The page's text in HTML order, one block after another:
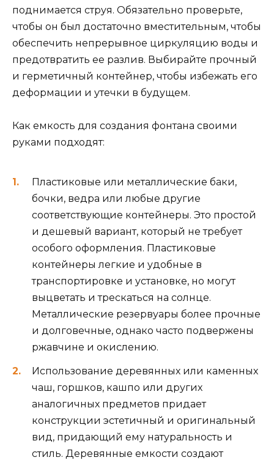
поднимается струя. Обязательно проверьте,
чтобы он был достаточно вместительным, чтобы
обеспечить непрерывное циркуляцию воды и
предотвратить ее разлив. Выбирайте прочный
и герметичный контейнер, чтобы избежать его
деформации и утечки в будущем.
Как емкость для создания фонтана своими
руками подходят:
Пластиковые или металлические баки,
бочки, ведра или любые другие
соответствующие контейнеры. Это простой
и дешевый вариант, который не требует
особого оформления. Пластиковые
контейнеры легкие и удобные в
транспортировке и установке, но могут
выцветать и трескаться на солнце.
Металлические резервуары более прочные
и долговечные, однако часто подвержены
ржавчине и окислению.
Использование деревянных или каменных
чаш, горшков, кашпо или других
аналогичных предметов придает
конструкции эстетичный и оригинальный
вид, придающий ему натуральность и
стиль. Деревянные емкости создают